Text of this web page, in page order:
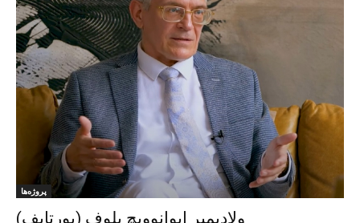
پروژه‌ها
ولادیمیر ایوانوویچ بلوف (یورتایف)